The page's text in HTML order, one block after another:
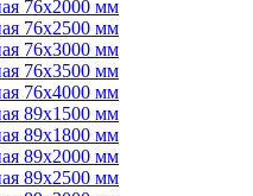
76х2000 мм
76х2500 мм
76х3000 мм
76х3500 мм
76х4000 мм
89х1500 мм
89х1800 мм
89х2000 мм
89х2500 мм